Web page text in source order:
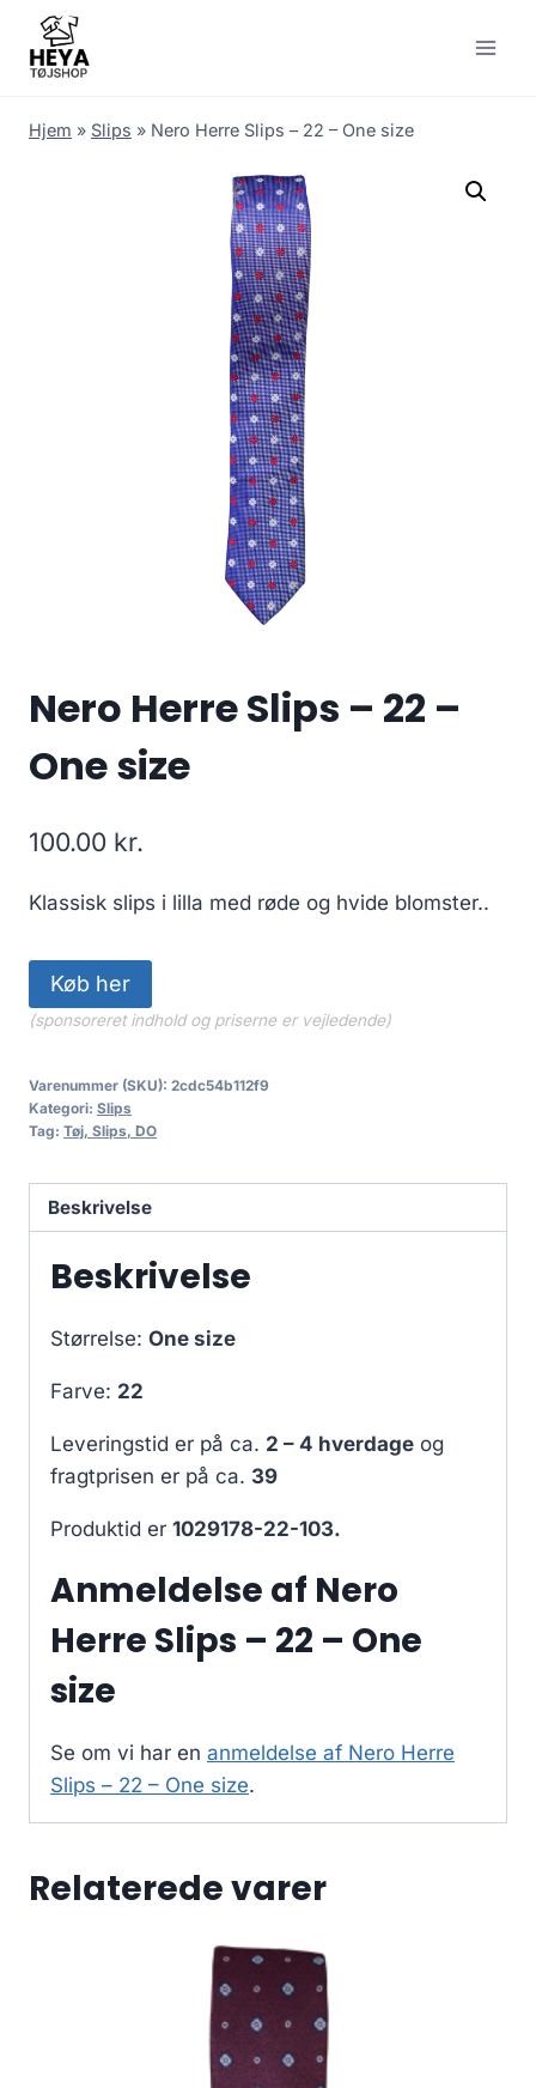
content
Hjem » Slips » Nero Herre Slips – 22 – One size
Nero Herre Slips – 22 –
One size
100.00 kr.
Klassisk slips i lilla med røde og hvide blomster..
Køb her
(sponsoreret indhold og priserne er vejledende)
Varenummer (SKU): 2cdc54b112f9
Kategori: Slips
Tag: Tøj, Slips, DO
Beskrivelse
Beskrivelse
Størrelse: One size
Farve: 22
Leveringstid er på ca. 2 – 4 hverdage og
fragtprisen er på ca. 39
Produktid er 1029178-22-103.
Anmeldelse af Nero
Herre Slips – 22 – One
size
Se om vi har en anmeldelse af Nero Herre
Slips – 22 – One size.
Relaterede varer